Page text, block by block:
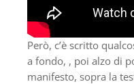
Però, c’è scritto
a fondo, , poi alzo di
manifesto, sopra la